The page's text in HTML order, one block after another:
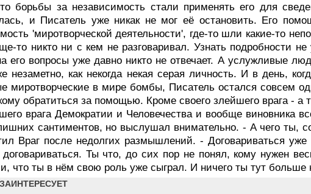
борьбы за независимость стали применять его для
и Писатель уже никак не мог её остановить. Его
'миротворческой деятельности', где-то шли какие-то
то никто ни с кем не разговаривал. Узнать подробности
его вопросы уже давно никто не отвечает. А услужливые
незаметно, как некогда некая серая личность. И в день,
миротворческие в мире бомбы, Писатель остался совсем
обратиться за помощью. Кроме своего злейшего врага -
врага Демократии и Человечества и вообще виновника
сантиментов, но выслушал внимательно. - А чего ты,
Враг после недолгих размышлений. - Договариваться
договариваться. Ты что, до сих пор не понял, кому нужен
что ты в нём свою роль уже сыграл. И ничего ты тут больше